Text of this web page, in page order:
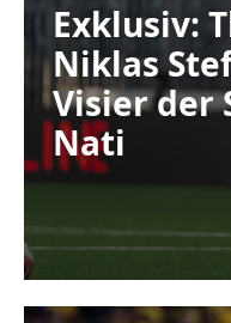
Exklusiv:
Niklas
Visier der
Nati